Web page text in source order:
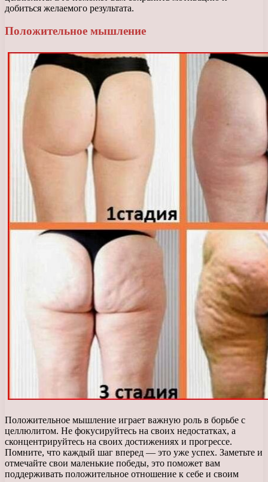
добиться желаемого результата.
Положительное мышление
Положительное мышление играет важную роль в борьбе с
целлюлитом. Не фокусируйтесь на своих недостатках, а
сконцентрируйтесь на своих достижениях и прогрессе.
Помните, что каждый шаг вперед — это уже успех. Заметьте и
отмечайте свои маленькие победы, это поможет вам
поддерживать положительное отношение к себе и своим